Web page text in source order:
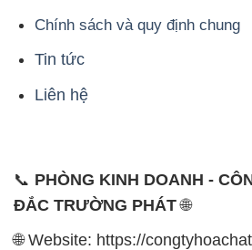
Chính sách và quy định chung
Tin tức
Liên hệ
📞 PHÒNG KINH DOANH -
ĐẮC TRƯỜNG PHÁT🌐
🌐 Website: https://